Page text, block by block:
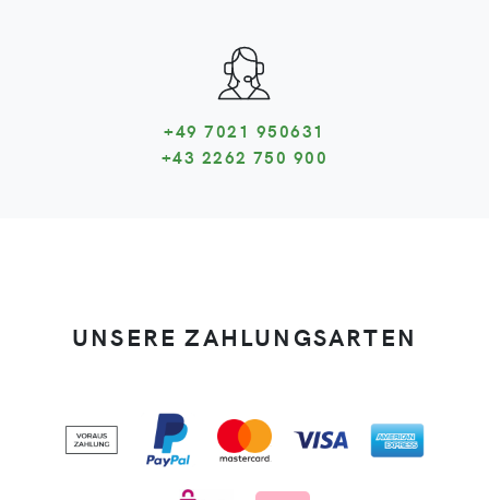
+49 7021 950631
+43 2262 750 900
UNSERE ZAHLUNGSARTEN